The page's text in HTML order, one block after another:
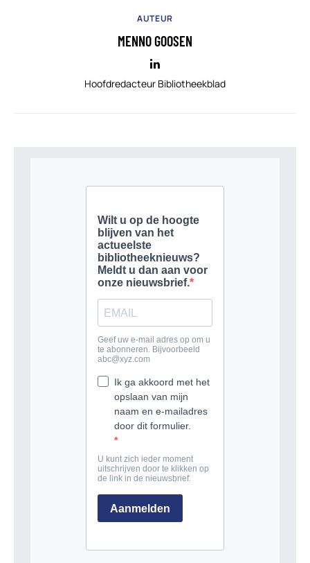
AUTEUR
MENNO GOOSEN
Hoofdredacteur Bibliotheekblad